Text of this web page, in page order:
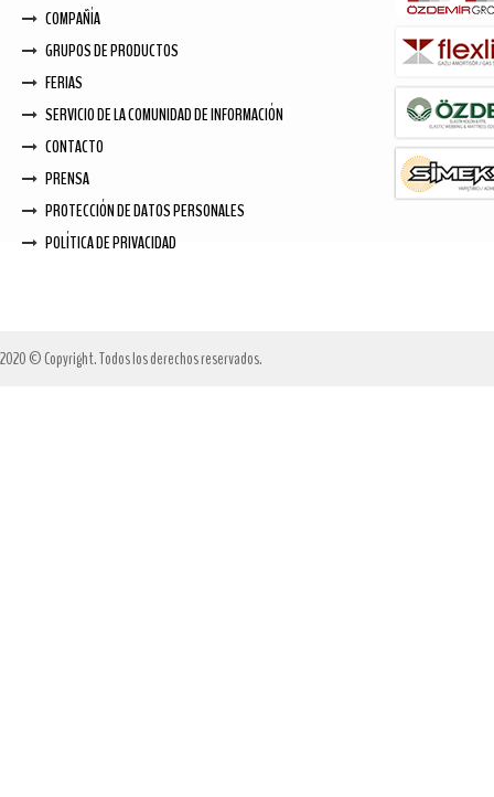
COMPAÑÍA
GRUPOS DE PRODUCTOS
FERIAS
SERVICIO DE LA COMUNIDAD DE INFORMACIÓN
CONTACTO
PRENSA
PROTECCIÓN DE DATOS PERSONALES
POLÍTICA DE PRIVACIDAD
2020 © Copyright. Todos los derechos reservados.